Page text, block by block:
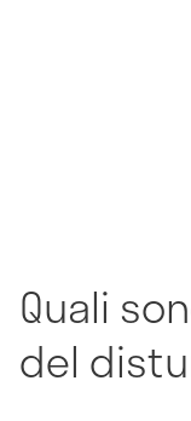
Quali
del